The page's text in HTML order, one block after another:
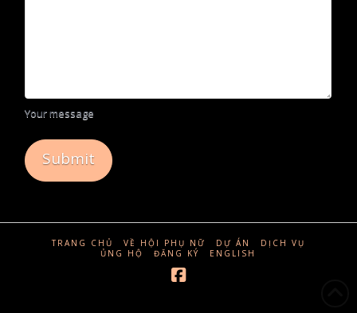
Your message
TRANG CHỦ VỀ HỘI PHỤ NỮ DỰ ÁN
DỊCH VỤ
ỦNG HỘ
ĐĂNG KÝ ENGLISH